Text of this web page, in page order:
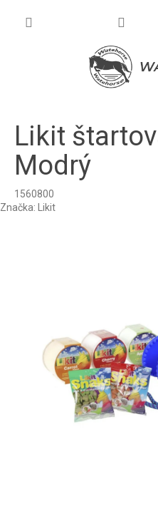
Likit
Modrý
1560800
Značka: Likit